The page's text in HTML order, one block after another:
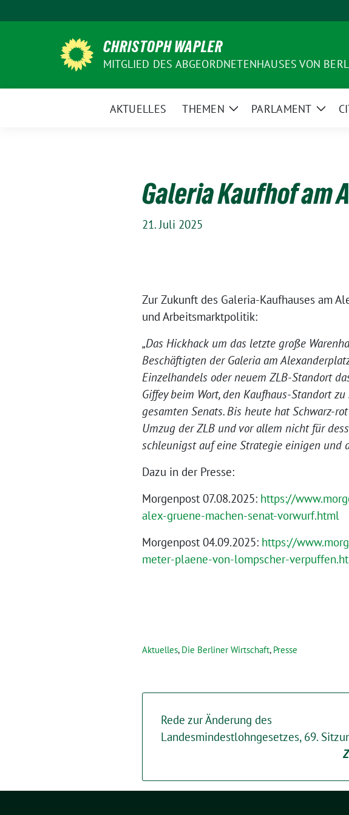
zum
CHRISTOPH WAPLER
MITGLIED DES ABGEORDNETENHAUSES VON
AKTUELLES THEMEN
ZeigePARLAMENT
Zeige
Galeria Kaufhof am
21. Juli 2025
Zur Zukunft des Galeria-Kaufhauses am
und Arbeitsmarktpolitik:
„Das Hickhack um das letzte große
Beschäftigten der Galeria am
Einzelhandels oder neuem ZLB-Standort
Giffey beim Wort, den Kaufhaus-Standort
gesamten Senats. Bis heute hat Schwarz-
Umzug der ZLB und vor allem nicht für
schleunigst auf eine Strategie einigen und
Dazu in der Presse:
Morgenpost 07.08.2025: https://
alex-gruene-machen-senat-vorwurf.html
Morgenpost 04.09.2025: https://
meter-plaene-von-lompscher-
Aktuelles, Die Berliner Wirtschaft, Presse
Rede zur Änderung des
Landesmindestlohngesetzes, 69.